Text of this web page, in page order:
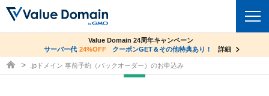
ドメイントップ
co.jpドメイン✕コアサーバーV2ビジネス応援キャンペーン
サーバー料金1年間無料
詳細
Value Domain 24周年キャンペーン
サーバー代 24%OFF クーポンGET＆その他特典あり！ 詳細
ドメイン取得ならバリュードメイン
.jpドメイン 事前予約（バックオーダー）のお申込み